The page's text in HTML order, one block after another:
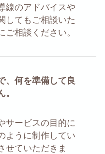
線のアドバイスや
してもご相談いた
ご相談ください。
、何を準備して良
サービスの目的に
ように制作してい
せていただきま